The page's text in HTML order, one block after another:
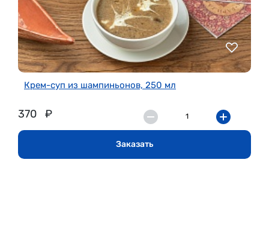
Крем-суп из шампиньонов, 250 мл
370 ₽
Заказать